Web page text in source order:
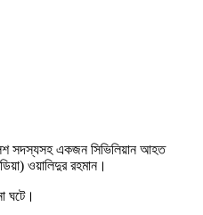
সদস্যসহ একজন সিভিলিয়ান আহত
ওয়ালিদুর রহমান।
ঘটে।